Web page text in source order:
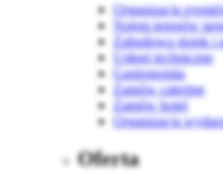
Organizacja
Najem terenów
Zabudowa stoisk i
Usługi techniczne
Gastronomia
Zamów catering
Zamów hotel
Organizacja
Oferta